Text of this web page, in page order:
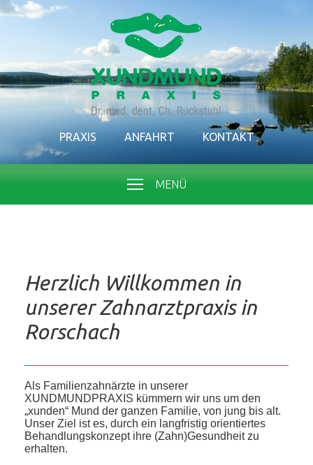
PRAXIS ANFAHRT KONTAKT
MENÜ
Herzlich Willkommen in
unserer Zahnarztpraxis in
Rorschach
Als Familienzahnärzte in unserer
XUNDMUNDPRAXIS kümmern wir uns um den
„xunden“ Mund der ganzen Familie, von jung bis alt.
Unser Ziel ist es, durch ein langfristig orientiertes
Behandlungskonzept ihre (Zahn)Gesundheit zu
erhalten.